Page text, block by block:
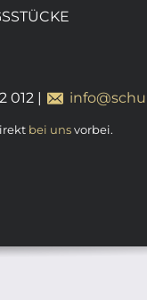
012 |
bei unsvorbei.